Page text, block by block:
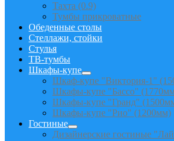
Тахта (0.9)
Тумбы прикроватные
Обеденные столы
Стеллажи, стойки
Стулья
ТВ-тумбы
Шкафы-купе
Шкаф-купе "Виктория-1"
Шкафы-купе "Бассо"
Шкафы-купе "Гранд"
Шкафы-купе "Рио" (1200мм)
Гостиные
Дизайнерские гостиные